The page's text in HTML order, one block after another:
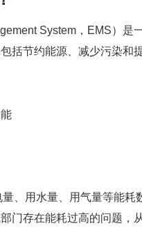
System，EMS）是
括节约能源、减少污染和
、用水量、用气量等能
门存在能耗过高的问题，